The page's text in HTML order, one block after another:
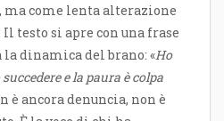
ma come lenta alterazione
Il testo si apre con una frase
dinamica del brano: «Ho
e la paura è colpa
è ancora denuncia, non è